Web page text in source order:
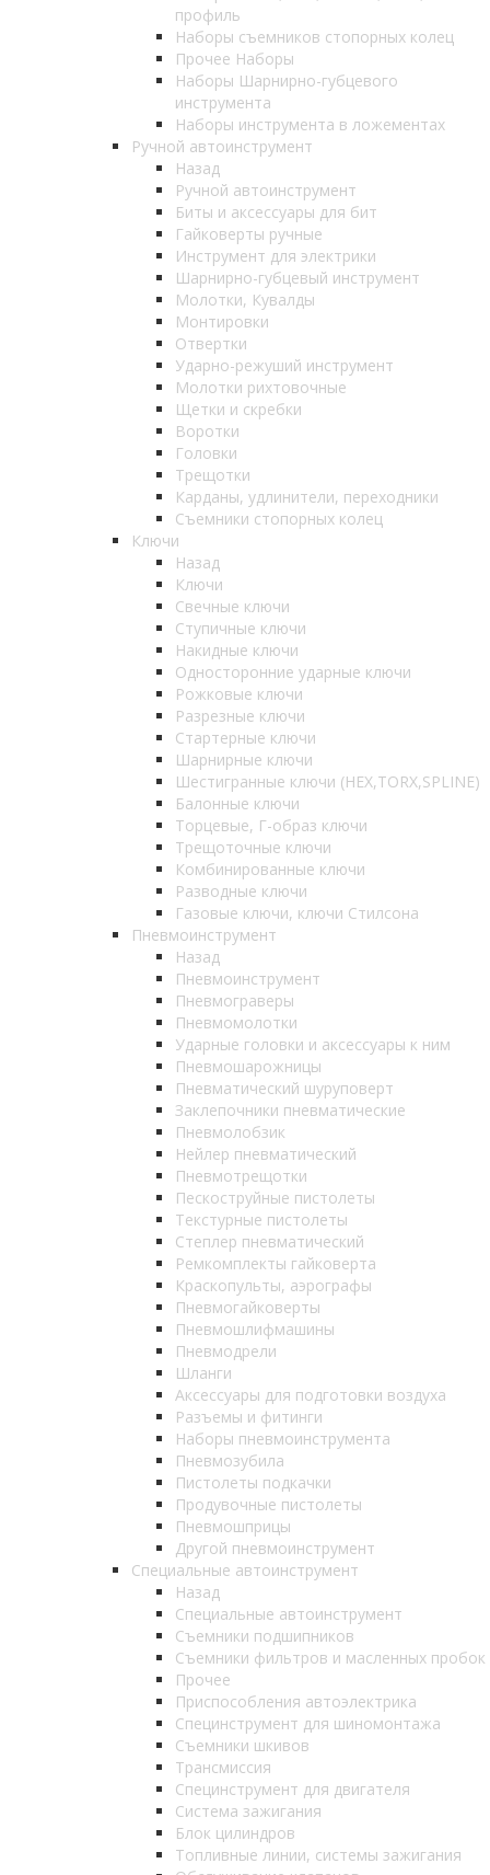
профиль
Наборы съемников стопорных колец
Прочее Наборы
Наборы Шарнирно-губцевого
инструмента
Наборы инструмента в ложементах
Ручной автоинструмент
Назад
Ручной автоинструмент
Биты и аксессуары для бит
Гайковерты ручные
Инструмент для электрики
Шарнирно-губцевый инструмент
Молотки, Кувалды
Монтировки
Отвертки
Ударно-режуший инструмент
Молотки рихтовочные
Щетки и скребки
Воротки
Головки
Трещотки
Карданы, удлинители, переходники
Съемники стопорных колец
Ключи
Назад
Ключи
Свечные ключи
Ступичные ключи
Накидные ключи
Односторонние ударные ключи
Рожковые ключи
Разрезные ключи
Стартерные ключи
Шарнирные ключи
Шестигранные ключи (HEX,TORX,SPLINE)
Балонные ключи
Торцевые, Г-образ ключи
Трещоточные ключи
Комбинированные ключи
Разводные ключи
Газовые ключи, ключи Стилсона
Пневмоинструмент
Назад
Пневмоинструмент
Пневмограверы
Пневмомолотки
Ударные головки и аксессуары к ним
Пневмошарожницы
Пневматический шуруповерт
Заклепочники пневматические
Пневмолобзик
Нейлер пневматический
Пневмотрещотки
Пескоструйные пистолеты
Текстурные пистолеты
Степлер пневматический
Ремкомплекты гайковерта
Краскопульты, аэрографы
Пневмогайковерты
Пневмошлифмашины
Пневмодрели
Шланги
Аксессуары для подготовки воздуха
Разъемы и фитинги
Наборы пневмоинструмента
Пневмозубила
Пистолеты подкачки
Продувочные пистолеты
Пневмошприцы
Другой пневмоинструмент
Специальные автоинструмент
Назад
Специальные автоинструмент
Съемники подшипников
Съемники фильтров и масленных пробок
Прочее
Приспособления автоэлектрика
Специнструмент для шиномонтажа
Съемники шкивов
Трансмиссия
Специнструмент для двигателя
Система зажигания
Блок цилиндров
Топливные линии, системы зажигания